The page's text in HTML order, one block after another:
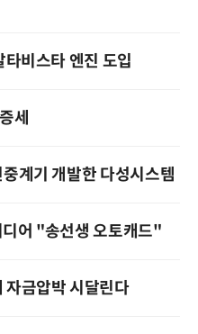
타비스타 엔진 도입
세
계기 개발한 다성시스템
디어 "송선생 오토캐드"
자금압박 시달린다